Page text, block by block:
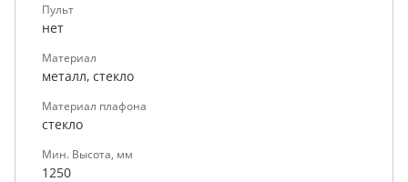
Пульт
нет
Материал
металл, стекло
Материал плафона
стекло
Мин. Высота, мм
1250